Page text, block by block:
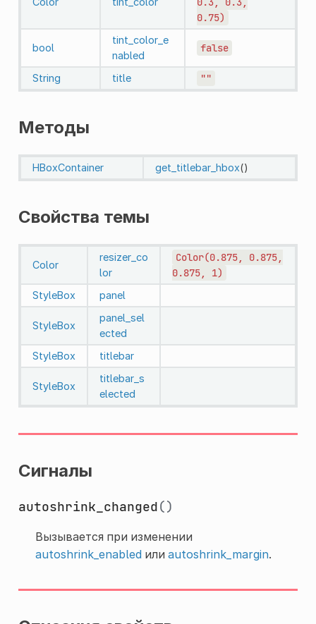
0.75)
bool
tint_color_e
nabled
false
String title ""
Методы
HBoxContainer get_titlebar_hbox()
Свойства темы
Color
resizer_co
lor
Color(0.875,
0.875,
0.875,
1)
StyleBox panel
StyleBox
panel_sel
ected
StyleBox
titlebar
StyleBox
titlebar_s
elected
Сигналы
autoshrink_changed()
Вызывается при изменении
autoshrink_enabledили autoshrink_margin.